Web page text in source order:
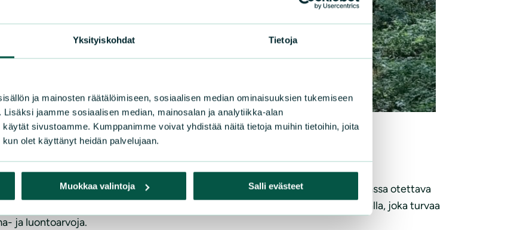
Yksityiskohdat Tietoja
ja mainosten räätälöimiseen, sosiaalisen median ominaisuuksien tukemiseen
jaamme sosiaalisen median, mainosalan ja analytiikka-alan
sivustoamme. Kumppanimme voivat yhdistää näitä tietoja muihin tietoihin, joita
olet käyttänyt heidän palvelujaan.
Muokkaa valintoja Salli evästeet
Kuten maakuntahallitus lausunnossaan muistuttaa on osayleiskaavassa otettava
Siinä on huolehdittava, että viheryhteystarve säilyy ja toteutuu tavalla, joka turvaa
ja luontoarvoja.